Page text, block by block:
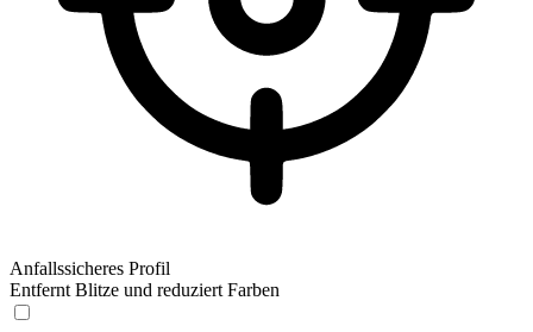
Anfallssicheres Profil
Entfernt Blitze und reduziert Farben